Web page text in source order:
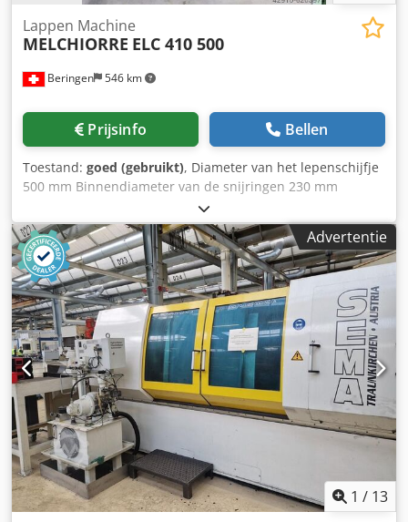
Beringen 546 km
Lappen Machine
MELCHIORRE ELC 410 500
Prijsinfo Bellen
Toestand: goed (gebruikt), Diameter van het lepenschijfje
500 mm Binnendiameter van de snijringen 230 mm
Snelheid van de lepschijf 0-100 rpm Werkdruk 0-400 kg
Djdpfjg Smwhox Ab Ejck MARCELS MASCHINEN CH
Advertentie
1 / 13